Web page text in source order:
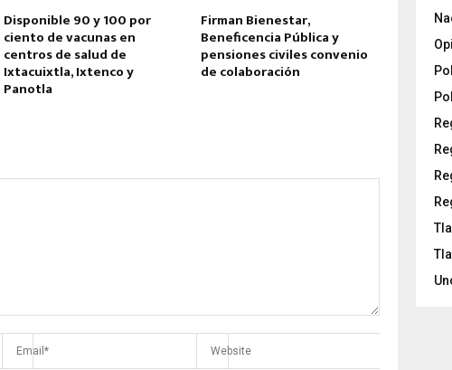
Disponible 90 y 100 por
ciento de vacunas en
centros de salud de
Ixtacuixtla, Ixtenco y
Panotla
Firman Bienestar,
Beneficencia Pública y
pensiones civiles convenio
de colaboración